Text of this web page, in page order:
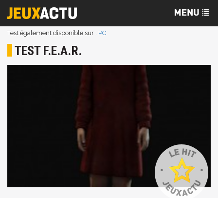
Test également disponible sur : PC
TEST F.E.A.R.